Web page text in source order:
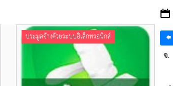
ประมูลจ้างด้วยระบบอิเล็กทรอนิกส์
จ.